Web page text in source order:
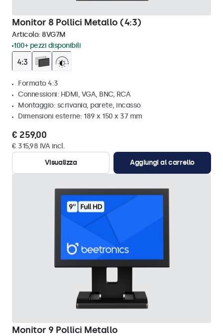
Monitor 8 Pollici Metallo (4:3)
Articolo: 8VG7M
100+ pezzi disponibili
Formato 4:3
Connessioni: HDMI, VGA, BNC, RCA
Montaggio: scrivania, parete, incasso
Dimensioni esterne: 189 x 150 x 37 mm
€ 259,00
€ 315,98 IVA incl.
Visualizza
Aggiungi al carrello
Monitor 9 Pollici Metallo